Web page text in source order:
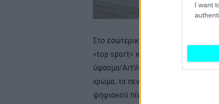
I want
Στο εσωτερικό, ξεχωρίζουν το σπορ
«top sport» καθίσματα εμπρός με
ύφασμα/ArtVelours microfleece και
χρώμα, τα πεντάλ με επένδυση
ψηφιακού πίνακα οργάνων Digital